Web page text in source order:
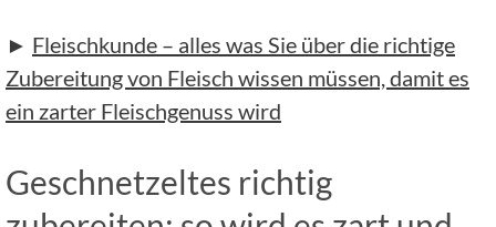
► Fleischkunde – alles was Sie über die richtige
Zubereitung von Fleisch wissen müssen, damit es
ein zarter Fleischgenuss wird
Geschnetzeltes richtig